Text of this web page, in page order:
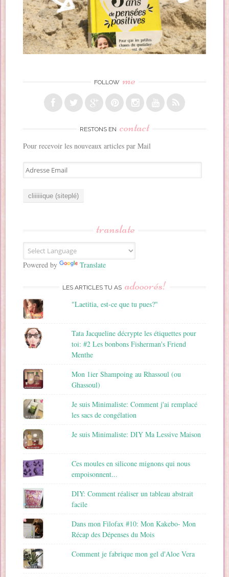
FOLLOW me
RESTONS EN contact
Pour recevoir les nouveaux articles par Mail
A
d
E
m
a
translate
Powered by Translate
LES ARTICLES TU AS adooorés!
"Laetitia, est-ce que tu pues?"
Tata Jacqueline décrypte les étiquettes pour
toi: #2 Les bonbons Fisherman's Friend
Menthe
Mon 1ier Shampoing au Rhassoul (ou
Ghassoul)
Je suis Minimaliste: Comment j'ai remplacé
les sacs de congélation
Je suis Minimaliste: DIY Ma Lessive Maison
Ces moules en silicone mignons qui nous
empoisonnent...
DIY: Comment réaliser un tableau abstrait
facile
Dans mon Filofax #10: Mon Kakebo- Mon
Récap des Dépenses du Mois
Comment je fabrique mon gel d'Aloe Vera